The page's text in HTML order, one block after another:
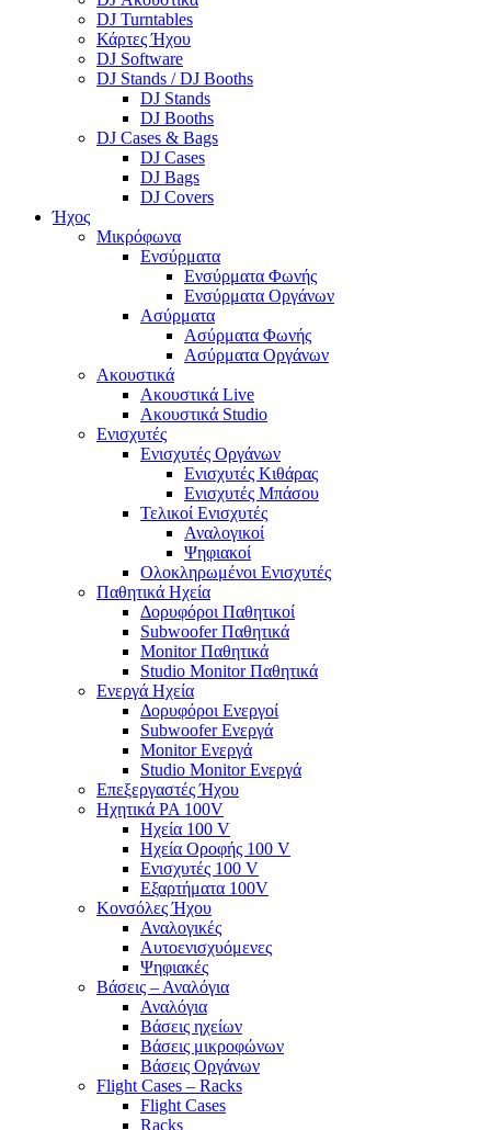
DJ Turntables
Κάρτες Ήχου
DJ Software
DJ Stands / DJ Booths
DJ Stands
DJ Booths
DJ Cases & Bags
DJ Cases
DJ Bags
DJ Covers
Ήχος
Μικρόφωνα
Ενσύρματα
Ενσύρματα Φωνής
Ενσύρματα Οργάνων
Ασύρματα
Ασύρματα Φωνής
Ασύρματα Οργάνων
Ακουστικά
Ακουστικά Live
Ακουστικά Studio
Ενισχυτές
Ενισχυτές Οργάνων
Ενισχυτές Κιθάρας
Ενισχυτές Μπάσου
Τελικοί Ενισχυτές
Αναλογικοί
Ψηφιακοί
Ολοκληρωμένοι Ενισχυτές
Παθητικά Ηχεία
Δορυφόροι Παθητικοί
Subwoofer Παθητικά
Monitor Παθητικά
Studio Monitor Παθητικά
Ενεργά Ηχεία
Δορυφόροι Ενεργοί
Subwoofer Ενεργά
Monitor Ενεργά
Studio Monitor Ενεργά
Επεξεργαστές Ήχου
Ηχητικά PA 100V
Ηχεία 100 V
Ηχεία Οροφής 100 V
Ενισχυτές 100 V
Εξαρτήματα 100V
Κονσόλες Ήχου
Αναλογικές
Αυτοενισχυόμενες
Ψηφιακές
Βάσεις – Αναλόγια
Αναλόγια
Βάσεις ηχείων
Βάσεις μικροφώνων
Βάσεις Οργάνων
Flight Cases – Racks
Flight Cases
Racks